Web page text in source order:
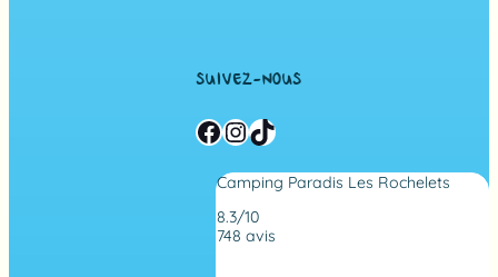
SUIVEZ-NOUS
Facebook InstagramTikTok
Camping Paradis Les Rochelets
8.3/10
748 avis